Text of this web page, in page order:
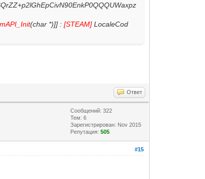
(char *)]] :[STEAM] LocaleCod
Ответ
Сообщений: 322
Тем: 6
Зарегистрирован: Nov 2015
Репутация:505
#15